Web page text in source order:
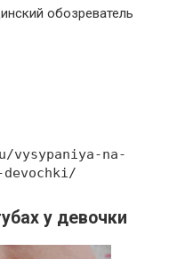
обозреватель
vysypaniya-na-
devochki/
у девочки